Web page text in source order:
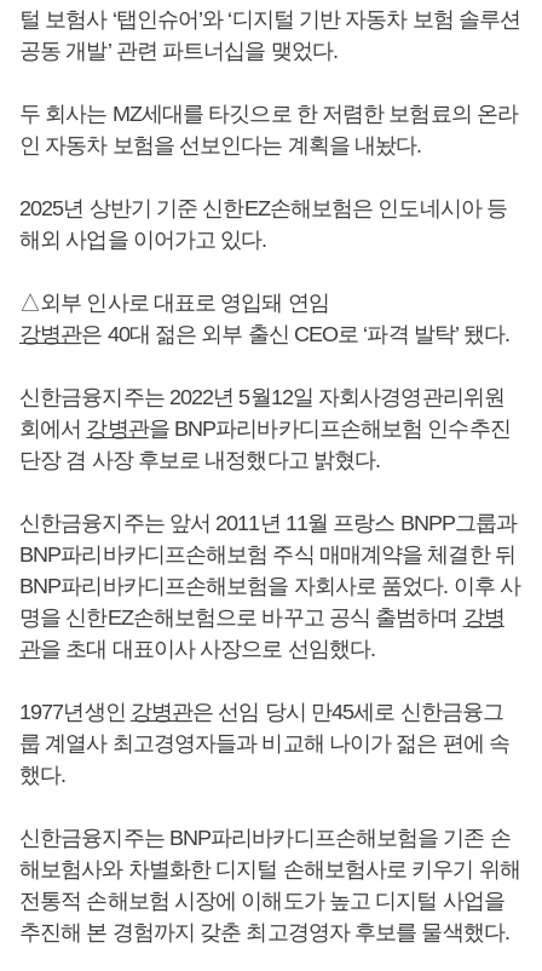
털 보험사 ‘탭인슈어’와 ‘디지털 기반 자동차 보험 솔루션
공동 개발’ 관련 파트너십을 맺었다.
두 회사는 MZ세대를 타깃으로 한 저렴한 보험료의 온라
인 자동차 보험을 선보인다는 계획을 내놨다.
2025년 상반기 기준 신한EZ손해보험은 인도네시아 등
해외 사업을 이어가고 있다.
△외부 인사로 대표로 영입돼 연임
강병관은 40대 젊은 외부 출신 CEO로 ‘파격 발탁’ 됐다.
신한금융지주는 2022년 5월12일 자회사경영관리위원
회에서 강병관을 BNP파리바카디프손해보험 인수추진
단장 겸 사장 후보로 내정했다고 밝혔다.
신한금융지주는 앞서 2011년 11월 프랑스 BNPP그룹과
BNP파리바카디프손해보험 주식 매매계약을 체결한 뒤
BNP파리바카디프손해보험을 자회사로 품었다. 이후 사
명을 신한EZ손해보험으로 바꾸고 공식 출범하며 강병
관을 초대 대표이사 사장으로 선임했다.
1977년생인 강병관은 선임 당시 만45세로 신한금융그
룹 계열사 최고경영자들과 비교해 나이가 젊은 편에 속
했다.
신한금융지주는 BNP파리바카디프손해보험을 기존 손
해보험사와 차별화한 디지털 손해보험사로 키우기 위해
전통적 손해보험 시장에 이해도가 높고 디지털 사업을
추진해 본 경험까지 갖춘 최고경영자 후보를 물색했다.